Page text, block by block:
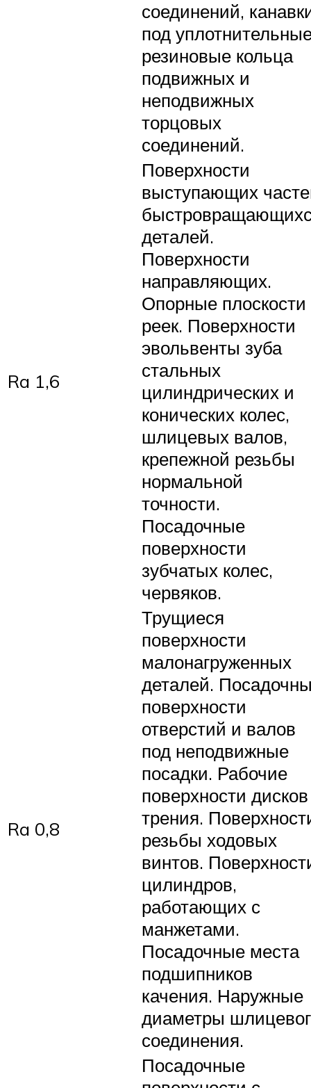
соединений,
под
резиновые кольца
подвижных и
неподвижных
торцовых
соединений.
Ra 1,6
Поверхности
выступающих
деталей.
Поверхности
направляющих.
Опорные плоскости
реек. Поверхности
эвольвенты зуба
стальных
цилиндрических и
конических колес,
шлицевых валов,
крепежной резьбы
нормальной
точности.
Посадочные
поверхности
зубчатых колес,
червяков.
Ra 0,8
Трущиеся
поверхности
малонагруженных
деталей.
поверхности
отверстий и валов
под неподвижные
посадки. Рабочие
поверхности дисков
трения.
резьбы ходовых
винтов.
цилиндров,
работающих с
манжетами.
Посадочные места
подшипников
качения. Наружные
диаметры
соединения.
Посадочные